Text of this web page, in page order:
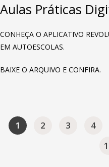
Aulas Práticas
CONHEÇA O APLICATIVO
EM AUTOESCOLAS.
BAIXE O ARQUIVO E CONFIRA.
1 2 3 4